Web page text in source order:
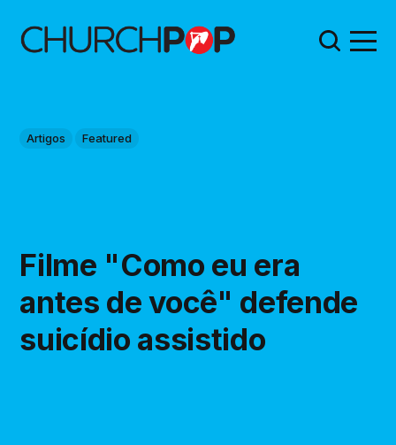
Artigos Featured
Filme "Como eu era
antes de você" defende
suicídio assistido